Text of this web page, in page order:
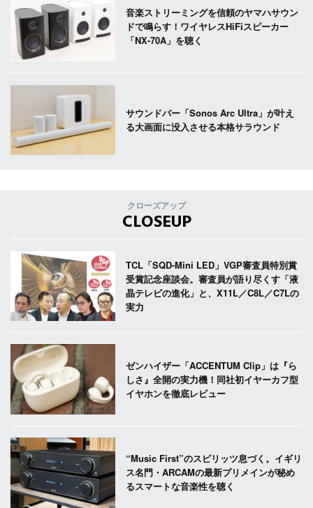
音楽ストリーミングを信頼のヤマハサウン
ドで鳴らす！ワイヤレスHiFiスピーカー
「NX-70A」を聴く
サウンドバー「Sonos Arc Ultra」が叶え
る大画面に没入させる本格サラウンド
クローズアップ
CLOSEUP
TCL「SQD-Mini LED」VGP審査員特別賞
受賞記念座談会。審査員が語り尽くす「液
晶テレビの進化」と、X11L／C8L／C7Lの
実力
ゼンハイザー「ACCENTUM Clip」は『ら
しさ』全開の実力機！同社初イヤーカフ型
イヤホンを徹底レビュー
“Music First”のスピリッツ息づく。イギリ
ス名門・ARCAMの最新プリメインが秘め
るスマートな音楽性を聴く